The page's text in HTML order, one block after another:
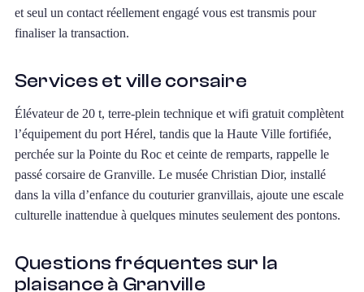
et seul un contact réellement engagé vous est transmis pour
finaliser la transaction.
Services et ville corsaire
Élévateur de 20 t, terre-plein technique et wifi gratuit complètent
l’équipement du port Hérel, tandis que la Haute Ville fortifiée,
perchée sur la Pointe du Roc et ceinte de remparts, rappelle le
passé corsaire de Granville. Le musée Christian Dior, installé
dans la villa d’enfance du couturier granvillais, ajoute une escale
culturelle inattendue à quelques minutes seulement des pontons.
Questions fréquentes sur la
plaisance à Granville